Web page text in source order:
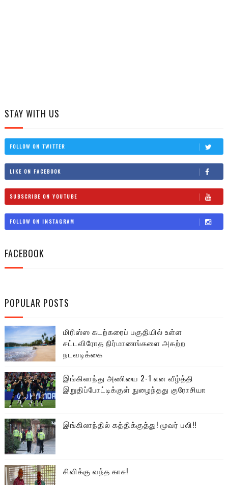
STAY WITH US
FOLLOW ON TWITTER
LIKE ON FACEBOOK
SUBSCRIBE ON YOUTUBE
FOLLOW ON INSTAGRAM
FACEBOOK
POPULAR POSTS
மிரிஸ்ஸ கடற்கரைப் பகுதியில் உள்ள
சட்டவிரோத நிர்மாணங்களை அகற்ற
நடவடிக்கை
இங்கிலாந்து அணியை 2-1 என வீழ்த்தி
இறுதிப்போட்டிக்குள் நுழைந்தது குரோசியா
இங்கிலாந்தில் கத்திக்குத்து! மூவர் பலி!!
சிவிக்கு வந்த காசு!